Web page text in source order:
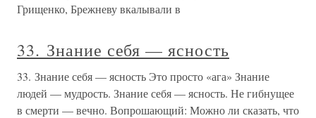
Грищенко, Брежневу вкалывали в
33. Знание себя — ясность
33. Знание себя — ясность Это просто «ага» Знание
людей — мудрость. Знание себя — ясность. Не гибнущее
в смерти — вечно. Вопрошающий: Можно ли сказать, что